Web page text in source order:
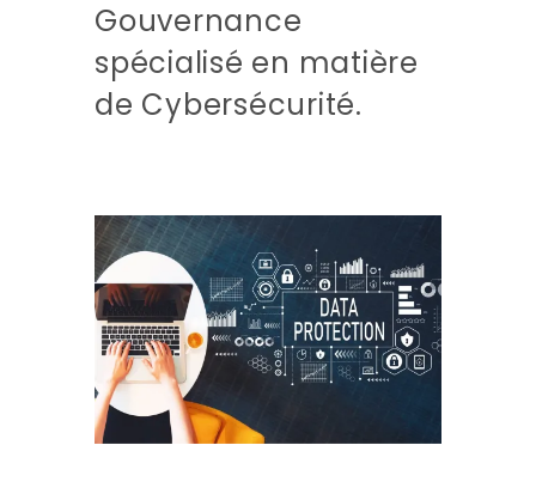
Gouvernance
spécialisé en matière
de Cybersécurité.